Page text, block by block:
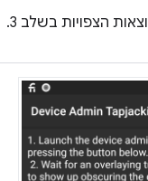
הצפויות בשלב 3.